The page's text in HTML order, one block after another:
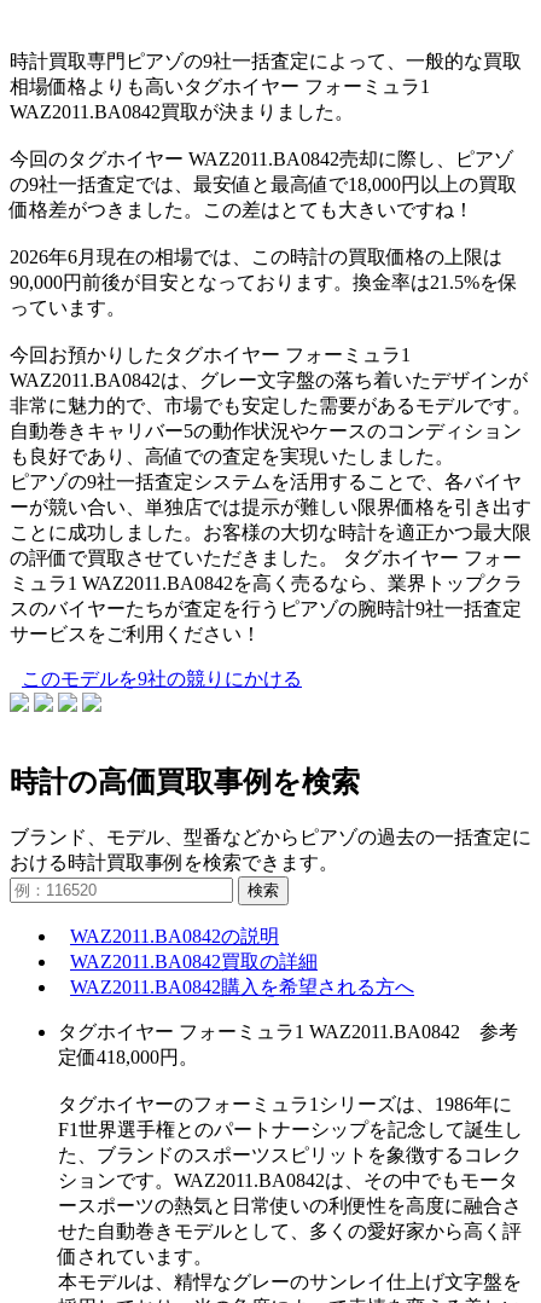
時計買取専門ピアゾの9社一括査定によって、一般的な買取
相場価格よりも高いタグホイヤー フォーミュラ1
WAZ2011.BA0842買取が決まりました。
今回のタグホイヤー WAZ2011.BA0842売却に際し、ピアゾ
の9社一括査定では、最安値と最高値で18,000円以上の買取
価格差がつきました。この差はとても大きいですね！
2026年6月現在の相場では、この時計の買取価格の上限は
90,000円前後が目安となっております。換金率は21.5%を保
っています。
今回お預かりしたタグホイヤー フォーミュラ1
WAZ2011.BA0842は、グレー文字盤の落ち着いたデザインが
非常に魅力的で、市場でも安定した需要があるモデルです。
自動巻きキャリバー5の動作状況やケースのコンディション
も良好であり、高値での査定を実現いたしました。
ピアゾの9社一括査定システムを活用することで、各バイヤ
ーが競い合い、単独店では提示が難しい限界価格を引き出す
ことに成功しました。お客様の大切な時計を適正かつ最大限
の評価で買取させていただきました。 タグホイヤー フォー
ミュラ1 WAZ2011.BA0842を高く売るなら、業界トップクラ
スのバイヤーたちが査定を行うピアゾの腕時計9社一括査定
サービスをご利用ください！
このモデルを9社の競りにかける
時計の高価買取事例を検索
ブランド、モデル、型番などからピアゾの過去の一括査定に
おける時計買取事例を検索できます。
検索
WAZ2011.BA0842の説明
WAZ2011.BA0842買取の詳細
WAZ2011.BA0842購入を希望される方へ
タグホイヤー フォーミュラ1 WAZ2011.BA0842 参考
定価418,000円。
タグホイヤーのフォーミュラ1シリーズは、1986年に
F1世界選手権とのパートナーシップを記念して誕生し
た、ブランドのスポーツスピリットを象徴するコレク
ションです。WAZ2011.BA0842は、その中でもモータ
ースポーツの熱気と日常使いの利便性を高度に融合さ
せた自動巻きモデルとして、多くの愛好家から高く評
価されています。
本モデルは、精悍なグレーのサンレイ仕上げ文字盤を